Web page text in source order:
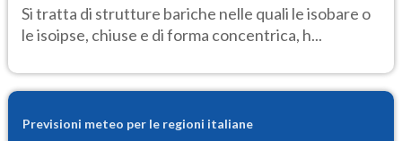
Si tratta di strutture bariche nelle quali le isobare o
le isoipse, chiuse e di forma concentrica, h...
Previsioni meteo per le regioni italiane